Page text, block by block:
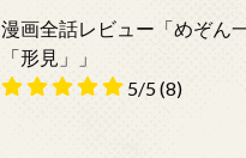
漫画全話レビュー「めぞん
「形見」」
5/5(8)